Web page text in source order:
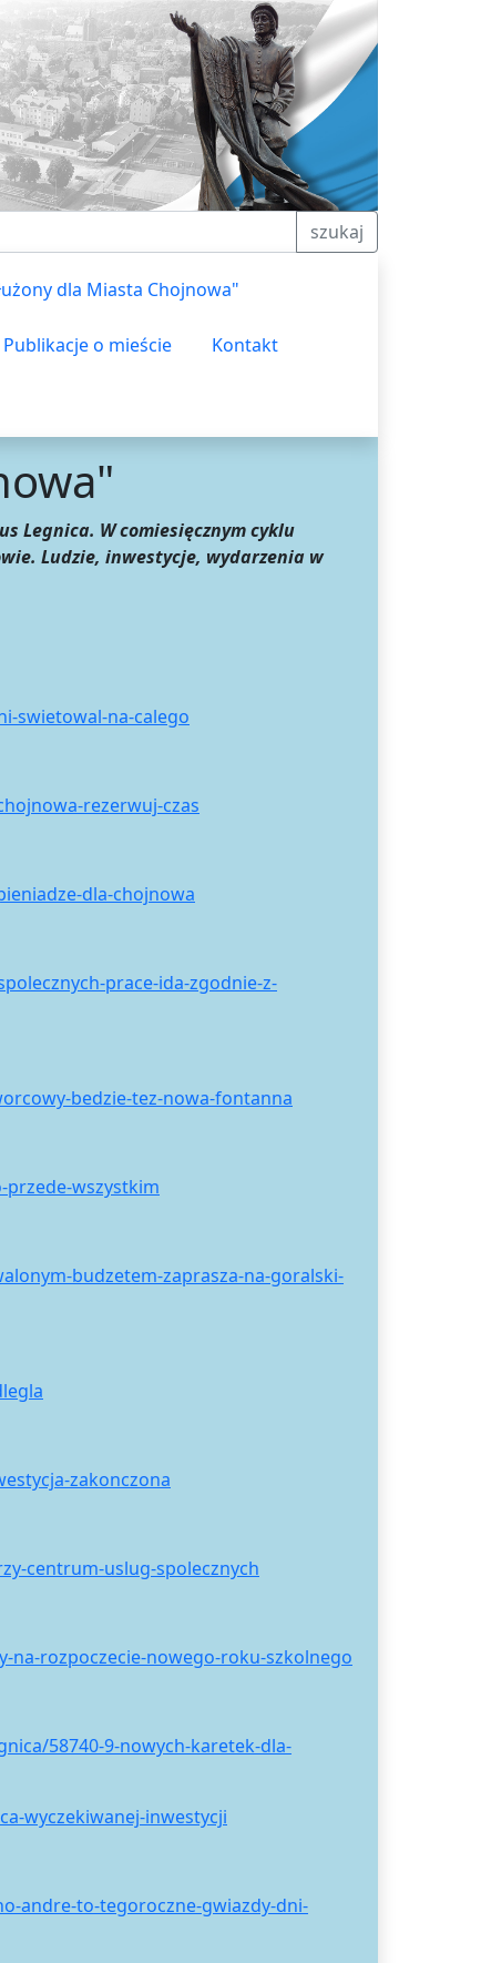
szukaj
dla Miasta Chojnowa"
Publikacje o mieście Kontakt
Legnica. W comiesięcznym cyklu
Ludzie, inwestycje, wydarzenia w
swietowal-na-calego
rezerwuj-czas
dla-chojnowa
prace-ida-zgodnie-z-
bedzie-tez-nowa-fontanna
wszystkim
budzetem-zaprasza-na-goralski-
zakonczona
centrum-uslug-spolecznych
rozpoczecie-nowego-roku-szkolnego
58740-9-nowych-karetek-dla-
wyczekiwanej-inwestycji
andre-to-tegoroczne-gwiazdy-dni-